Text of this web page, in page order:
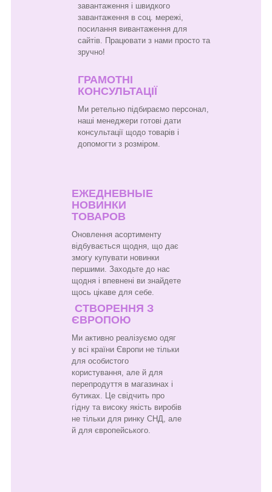
завантаження і швидкого
завантаження в соц. мережі,
посилання вивантаження для
сайтів. Працювати з нами просто та
зручно!
ГРАМОТНІ
КОНСУЛЬТАЦІЇ
Ми ретельно підбираємо персонал,
наші менеджери готові дати
консультації щодо товарів і
допомогти з розміром.
ЕЖЕДНЕВНЫЕ
НОВИНКИ
ТОВАРОВ
Оновлення асортименту
відбувається щодня, що дає
змогу купувати новинки
першими. Заходьте до нас
щодня і впевнені ви знайдете
щось цікаве для себе.
СТВОРЕННЯ З
ЄВРОПОЮ
Ми активно реалізуємо одяг
у всі країни Європи не тільки
для особистого
користування, але й для
перепродуття в магазинах і
бутиках. Це свідчить про
гідну та високу якість виробів
не тільки для ринку СНД, але
й для європейського.